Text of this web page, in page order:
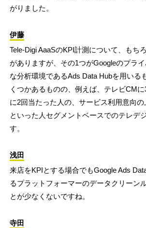
がりました。
伊藤
Tele-Digi AaaSのKPI計測について、もち
がありますが、その1つがGoogleのプラ
な分析環境であるAds Data Hubを用いる
くつかあるものの、例えば、テレビCM
に2回当たった人の、サービス利用意向の
といった人セグメントベースでのテレデ
す。
浅田
来店をKPIとする場合でもGoogle Ads
るプラットフォーマーのデータクリーン
とが少なくないですね。
寺田